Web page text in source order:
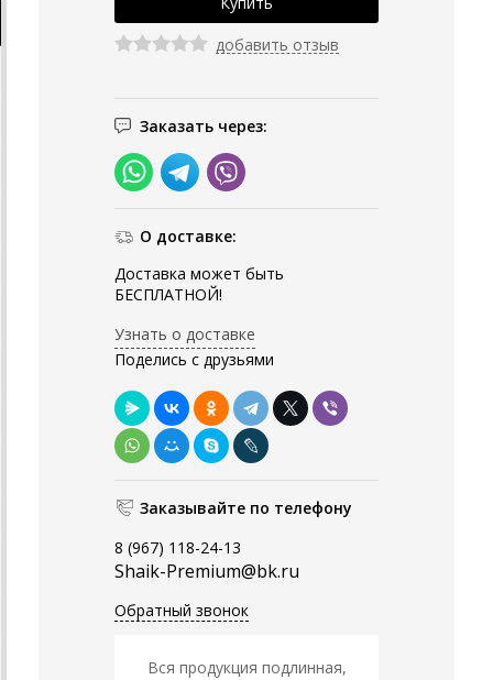
добавить отзыв
Заказать через:
О доставке:
Доставка может быть
БЕСПЛАТНОЙ!
Узнать о доставке
Поделись с друзьями
Заказывайте по телефону
8 (967) 118-24-13
Shaik-Premium@bk.ru
Обратный звонок
Вся продукция подлинная,